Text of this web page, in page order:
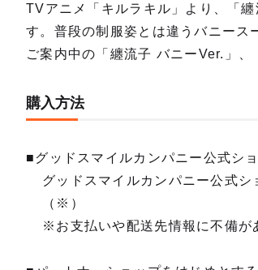
TVアニメ「キルラキル」より、「
す。普段の制服姿とは違うバニース
ご案内中の「纏流子 バニーVer.」
購入方法
■グッドスマイルカンパニー公式シ
グッドスマイルカンパニー公式シ
（※）
※お支払いや配送先情報に不備が